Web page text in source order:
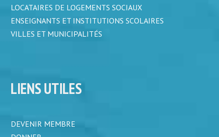
LOCATAIRES DE LOGEMENTS SOCIAUX
ENSEIGNANTS ET INSTITUTIONS SCOLAIRES
VILLES ET MUNICIPALITÉS
LIENS UTILES
DEVENIR MEMBRE